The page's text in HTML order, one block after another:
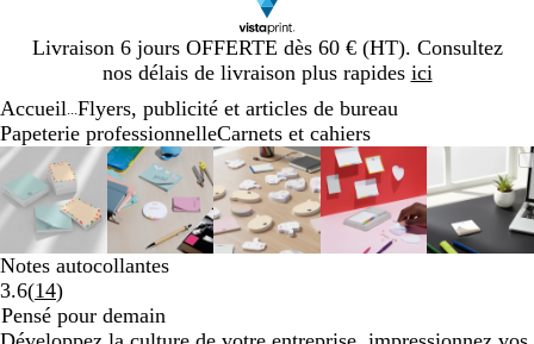
Livraison 6 jours OFFERTE dès 60 € (HT). Consultez
nos délais de livraison plus rapides ici
Diapositive
1
Accueil Flyers, publicité et articles de bureau
Papeterie professionnelleCarnets et cahiers
Image
zoomable
Zoom
au
minimum
Cliquez
pour
développer
Utilisez
les
touches
plus
et
moins
pour
zoomer
Image
zoomable
Zoom
au
minimum
Cliquez
pour
développer
Utilisez
les
touches
plus
et
pour
zoomer
Image
zoomable
Zoom
au
minimum
Cliquez
pour
développer
Utilisez
les
touches
plus
et
zoomer
Image
zoomable
Zoom
au
minimum
Cliquez
pour
développer
Utilisez
les
touches
plus
et
zoomer
Image
Zoom
au
pour
les
plus
et
Diapositive
1
sur
Notes autocollantes
3.6(14Lire
les
14
)
Pensé pour demain